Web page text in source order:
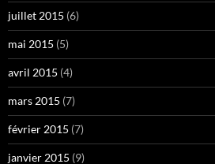
juillet 2015 (6)
mai 2015 (5)
avril 2015 (4)
mars 2015 (7)
février 2015 (7)
janvier 2015 (9)